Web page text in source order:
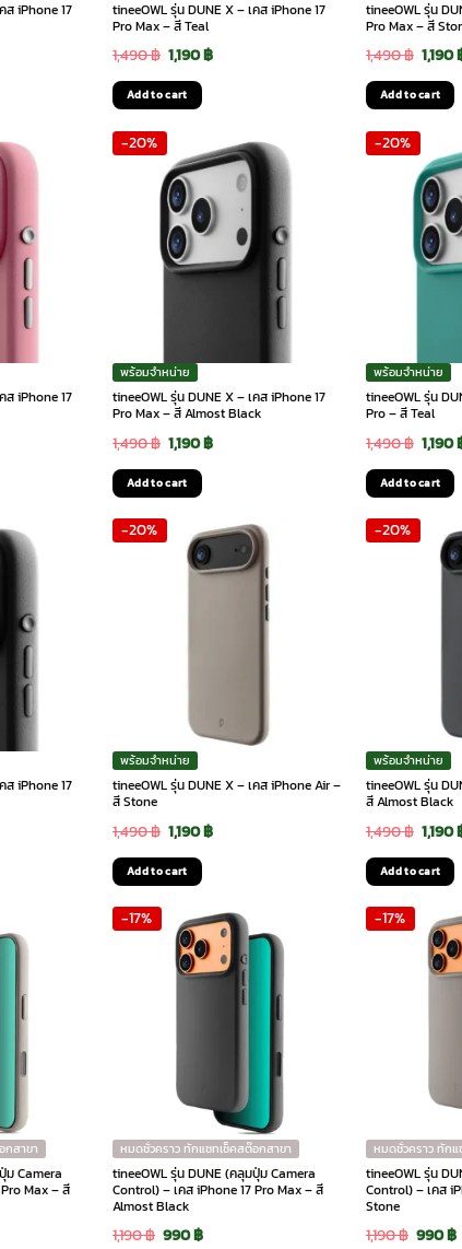
ส iPhone 17
tineeOWL รุ่น DUNE X – เคส iPhone 17
Pro Max – สี Teal
1,490฿ Original
price
was:
1,490 ฿.
1,190฿Current
1,190 ฿.
Add to cart
tineeOWL รุ่น
Pro Max – สี
1,490฿
price
was:
1,190
Add to cart
ส iPhone 17
-20%
พร้อมจำหน่าย
tineeOWL รุ่น DUNE X – เคส iPhone 17
Pro Max – สี Almost Black
1,490฿ Original
price
was:
1,490 ฿.
1,190฿Current
1,190 ฿.
Add to cart
-20%
พร้อมจำหน่าย
tineeOWL รุ่น
Pro – สี Teal
1,490฿
price
was:
1,190
Add to cart
ส iPhone 17
-20%
พร้อมจำหน่าย
tineeOWL รุ่น DUNE X – เคส iPhone Air –
สี Stone
1,490฿ Original
price
was:
1,490 ฿.
1,190฿Current
1,190 ฿.
Add to cart
-20%
พร้อมจำหน่าย
tineeOWL รุ่น
สี Almost Black
1,490฿
price
was:
1,190
Add to cart
กสาขา
ม Camera
Max – สี
-17%
หมดชั่วคราว ทักแชทเช็คสต๊อกสาขา
tineeOWL รุ่น DUNE (คลุมปุ่ม Camera
Control) – เคส iPhone 17 Pro Max – สี
Almost Black
1,190฿ Original
990฿Current
-17%
หมดชั่วคราว ทัก
tineeOWL รุ่น
Control) – เคส
Stone
1,190฿ Original
990฿